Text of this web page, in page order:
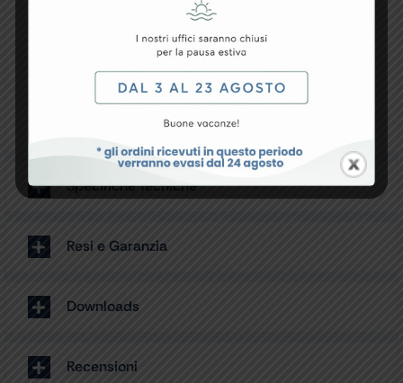
Dotazione Standard:
Vaso autoclavabile (2 l) con valvola di troppo pieno
Filtro antibatterico e idrorepellente Tubi in silicone
6x10 mm Connettore conico per cateteri
Specifiche Tecniche
Resi e Garanzia
Downloads
Recensioni